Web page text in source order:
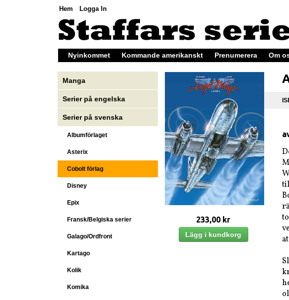
Hem Logga In
Nyinkommet Kommande amerikanskt Prenumerera Om
Manga
Serier på engelska
Serier på svenska
Albumförlaget
Asterix
Cobolt förlag
Disney
Epix
Fransk/Belgiska serier
Galago/Ordfront
Kartago
Kolik
Komika
233,00 kr